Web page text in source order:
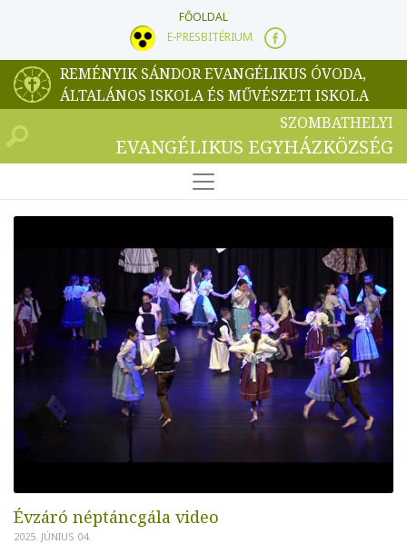
FŐOLDAL
E-PRESBITÉRIUM
REMÉNYIK SÁNDOR EVANGÉLIKUS ÓVODA,
ÁLTALÁNOS ISKOLA ÉS MŰVÉSZETI ISKOLA
SZOMBATHELYI
EVANGÉLIKUS EGYHÁZKÖZSÉG
Évzáró néptáncgála video
2025. JÚNIUS 04.